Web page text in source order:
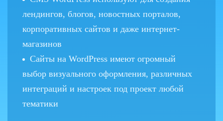
лендингов, блогов, новостных порталов,
корпоративных сайтов и даже интернет-
магазинов
Сайты на WordPress имеют огромный
выбор визуального оформления, различных
интеграций и настроек под проект любой
тематики